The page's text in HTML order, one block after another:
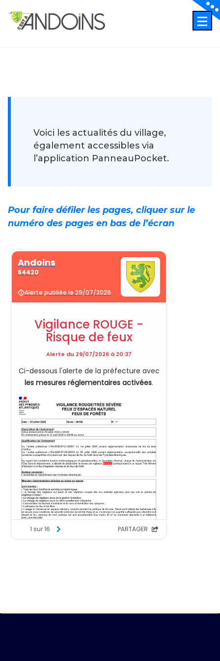
content
Voici les actualités du village,
également accessibles via
l’application PanneauPocket.
Pour faire défiler les pages, cliquer sur le
numéro des pages en bas de l’écran